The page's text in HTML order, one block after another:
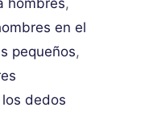
en el
pequeños,
dedos